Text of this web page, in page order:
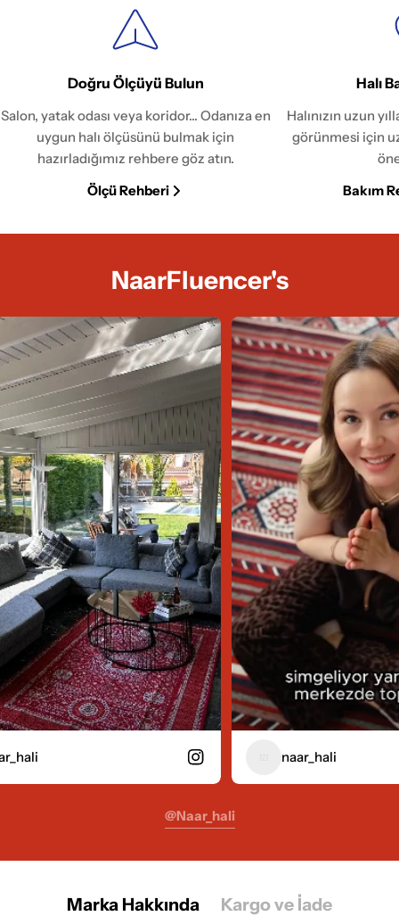
Doğru Ölçüyü Bulun
Salon, yatak odası veya koridor... Odanıza en
uygun halı ölçüsünü bulmak için
hazırladığımız rehbere göz atın.
Ölçü Rehberi
Halı
Halınızın uzun
görünmesi için
Bakım
NaarFluencer's
naar_hali
@naar_hali
Marka Hakkında Kargo ve İade